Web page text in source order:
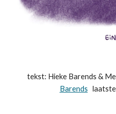
tekst: Hieke Barends &
Barends